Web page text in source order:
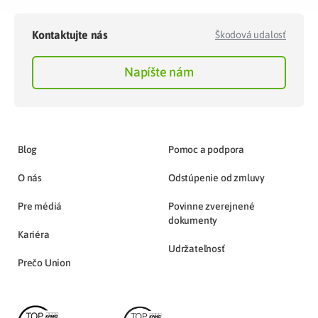
Kontaktujte nás Škodová udalosť
Napíšte nám
Blog
O nás
Pre médiá
Kariéra
Prečo Union
Pomoc a podpora
Odstúpenie od zmluvy
Povinne zverejnené
dokumenty
Udržateľnosť